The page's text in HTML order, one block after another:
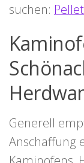
suchen:
Generell
Anschaffung